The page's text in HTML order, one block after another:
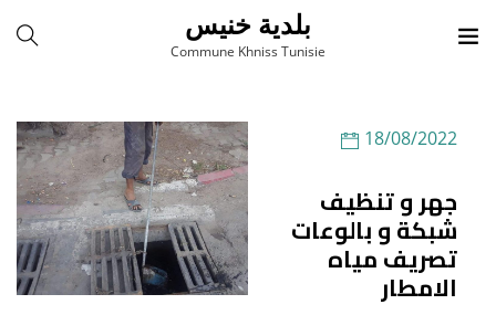
بلدية خنيس
Commune Khniss Tunisie
18/08/2022
جهر و تنظيف
شبكة و بالوعات
تصريف مياه
الامطار